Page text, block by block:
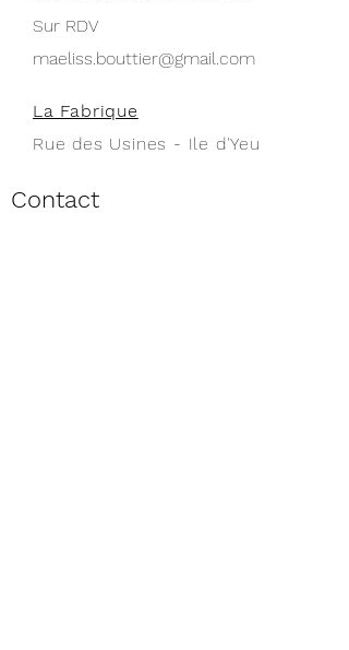
Sur RDV
maeliss.bouttier@gmail.com
La Fabrique
Rue des Usines - Ile d'Yeu
Contact